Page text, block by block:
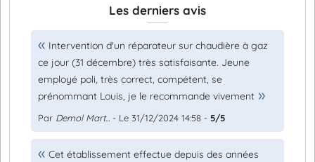
Les derniers avis
Intervention d'un réparateur sur chaudière à gaz
ce jour (31 décembre) très satisfaisante. Jeune
employé poli, très correct, compétent, se
prénommant Louis, je le recommande vivement
Par Demol Mart... - Le 31/12/2024 14:58 - 5/5
Cet établissement effectue depuis des années